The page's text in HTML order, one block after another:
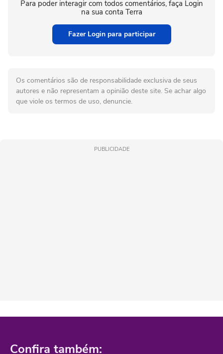
Para poder interagir com todos comentários, faça Login
na sua conta Terra
Fazer Login para participar
Os comentários são de responsabilidade exclusiva de seus
autores e não representam a opinião deste site. Se achar algo
que viole os termos de uso, denuncie.
PUBLICIDADE
Confira também: